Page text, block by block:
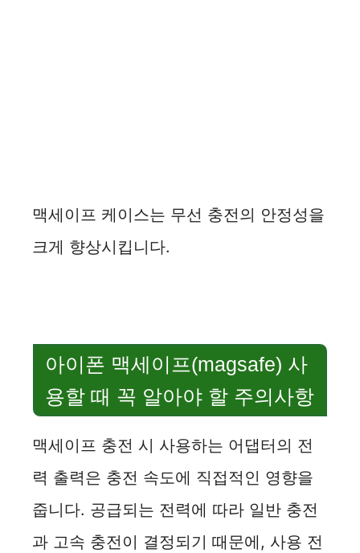
맥세이프 케이스는 무선 충전의 안정성을
크게 향상시킵니다.
아이폰 맥세이프(magsafe) 사
용할 때 꼭 알아야 할 주의사항
맥세이프 충전 시 사용하는 어댑터의 전
력 출력은 충전 속도에 직접적인 영향을
줍니다. 공급되는 전력에 따라 일반 충전
과 고속 충전이 결정되기 때문에, 사용 전